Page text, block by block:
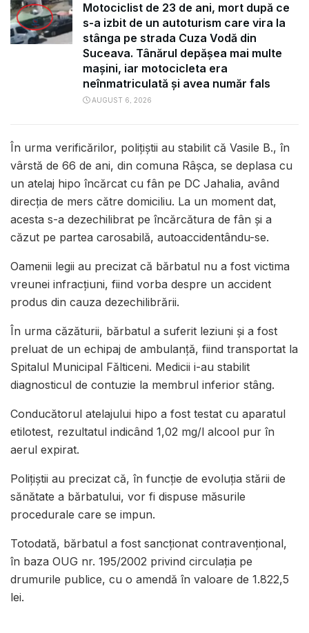
Motociclist de 23 de ani, mort după ce
s-a izbit de un autoturism care vira la
stânga pe strada Cuza Vodă din
Suceava. Tânărul depășea mai multe
mașini, iar motocicleta era
neînmatriculată și avea număr fals
AUGUST 6, 2026
În urma verificărilor, polițiștii au stabilit că Vasile B., în
vârstă de 66 de ani, din comuna Râșca, se deplasa cu
un atelaj hipo încărcat cu fân pe DC Jahalia, având
direcția de mers către domiciliu. La un moment dat,
acesta s-a dezechilibrat pe încărcătura de fân și a
căzut pe partea carosabilă, autoaccidentându-se.
Oamenii legii au precizat că bărbatul nu a fost victima
vreunei infracțiuni, fiind vorba despre un accident
produs din cauza dezechilibrării.
În urma căzăturii, bărbatul a suferit leziuni și a fost
preluat de un echipaj de ambulanță, fiind transportat la
Spitalul Municipal Fălticeni. Medicii i-au stabilit
diagnosticul de contuzie la membrul inferior stâng.
Conducătorul atelajului hipo a fost testat cu aparatul
etilotest, rezultatul indicând 1,02 mg/l alcool pur în
aerul expirat.
Polițiștii au precizat că, în funcție de evoluția stării de
sănătate a bărbatului, vor fi dispuse măsurile
procedurale care se impun.
Totodată, bărbatul a fost sancționat contravențional,
în baza OUG nr. 195/2002 privind circulația pe
drumurile publice, cu o amendă în valoare de 1.822,5
lei.